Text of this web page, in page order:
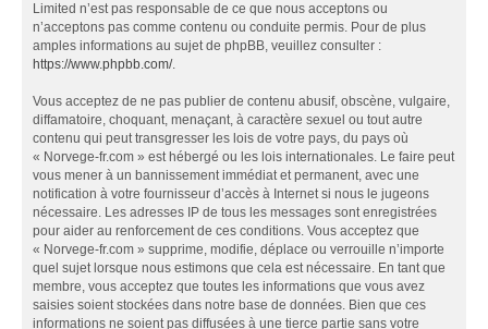
Limited n’est pas responsable de ce que nous acceptons ou
n’acceptons pas comme contenu ou conduite permis. Pour de plus
amples informations au sujet de phpBB, veuillez consulter :
https://www.phpbb.com/.
Vous acceptez de ne pas publier de contenu abusif, obscène, vulgaire,
diffamatoire, choquant, menaçant, à caractère sexuel ou tout autre
contenu qui peut transgresser les lois de votre pays, du pays où
« Norvege-fr.com » est hébergé ou les lois internationales. Le faire peut
vous mener à un bannissement immédiat et permanent, avec une
notification à votre fournisseur d’accès à Internet si nous le jugeons
nécessaire. Les adresses IP de tous les messages sont enregistrées
pour aider au renforcement de ces conditions. Vous acceptez que
« Norvege-fr.com » supprime, modifie, déplace ou verrouille n’importe
quel sujet lorsque nous estimons que cela est nécessaire. En tant que
membre, vous acceptez que toutes les informations que vous avez
saisies soient stockées dans notre base de données. Bien que ces
informations ne soient pas diffusées à une tierce partie sans votre